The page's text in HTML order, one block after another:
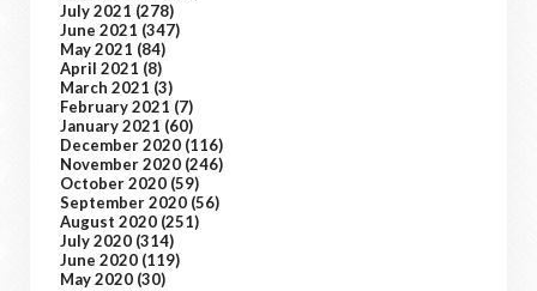
July 2021 (278)
June 2021 (347)
May 2021 (84)
April 2021 (8)
March 2021 (3)
February 2021 (7)
January 2021 (60)
December 2020 (116)
November 2020 (246)
October 2020 (59)
September 2020 (56)
August 2020 (251)
July 2020 (314)
June 2020 (119)
May 2020 (30)